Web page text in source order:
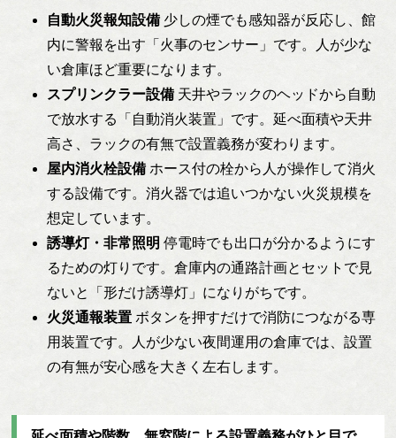
自動火災報知設備少しの煙でも感知器が反応し、館
内に警報を出す「火事のセンサー」です。人が少な
い倉庫ほど重要になります。
スプリンクラー設備天井やラックのヘッドから自動
で放水する「自動消火装置」です。延べ面積や天井
高さ、ラックの有無で設置義務が変わります。
屋内消火栓設備ホース付の栓から人が操作して消火
する設備です。消火器では追いつかない火災規模を
想定しています。
誘導灯・非常照明 停電時でも出口が分かるようにす
るための灯りです。倉庫内の通路計画とセットで見
ないと「形だけ誘導灯」になりがちです。
火災通報装置 ボタンを押すだけで消防につながる専
用装置です。人が少ない夜間運用の倉庫では、設置
の有無が安心感を大きく左右します。